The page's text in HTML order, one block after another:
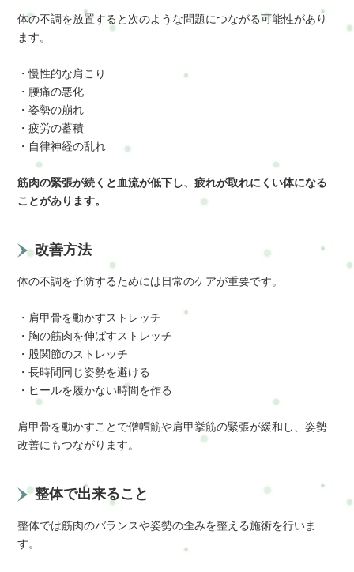
体の不調を放置すると次のような問題につながる可能性があり
ます。
・慢性的な肩こり
・腰痛の悪化
・姿勢の崩れ
・疲労の蓄積
・自律神経の乱れ
筋肉の緊張が続くと血流が低下し、疲れが取れにくい体になる
ことがあります。
改善方法
体の不調を予防するためには日常のケアが重要です。
・肩甲骨を動かすストレッチ
・胸の筋肉を伸ばすストレッチ
・股関節のストレッチ
・長時間同じ姿勢を避ける
・ヒールを履かない時間を作る
肩甲骨を動かすことで僧帽筋や肩甲挙筋の緊張が緩和し、姿勢
改善にもつながります。
整体で出来ること
整体では筋肉のバランスや姿勢の歪みを整える施術を行いま
す。